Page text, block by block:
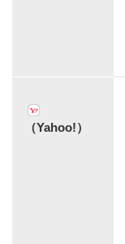
（Yahoo!）